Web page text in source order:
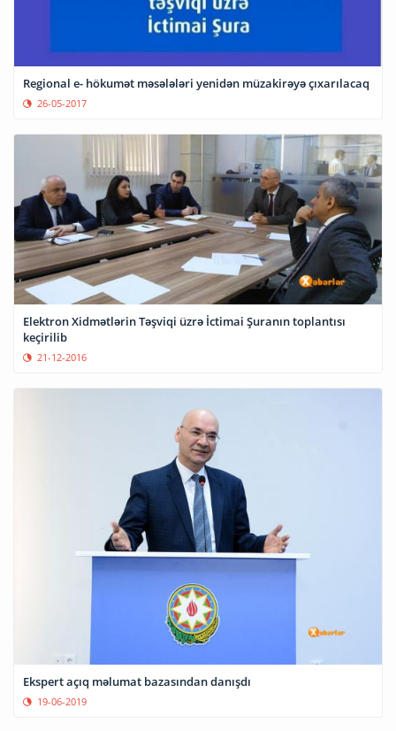
Regional e- hökumət məsələləri yenidən müzakirəyə çıxarılacaq
26-05-2017
Elektron Xidmətlərin Təşviqi üzrə İctimai Şuranın toplantısı
keçirilib
21-12-2016
Ekspert açıq məlumat bazasından danışdı
19-06-2019